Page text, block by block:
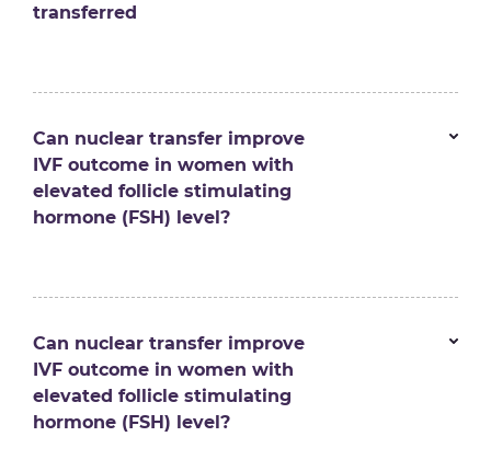
transferred
Can nuclear transfer improve
IVF outcome in women with
elevated follicle stimulating
hormone (FSH) level?
Can nuclear transfer improve
IVF outcome in women with
elevated follicle stimulating
hormone (FSH) level?